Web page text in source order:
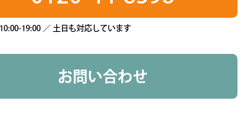
19:00 ／ 土日も対応しています
お問い合わせ